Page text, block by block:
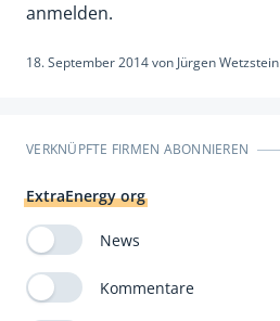
anmelden.
18. September 2014von Jürgen Wetzstein
VERKNÜPFTE FIRMEN ABONNIEREN
ExtraEnergy org
News
Kommentare